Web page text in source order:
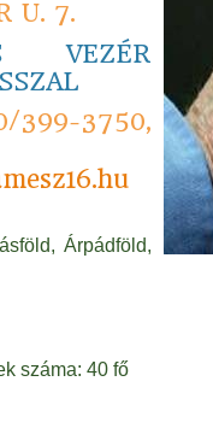
U. 7.
VEZÉR
3750,
Árpádföld,
száma: 40 fő